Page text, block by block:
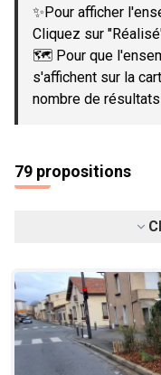
✨Pour afficher
Cliquez sur
🗺️ Pour que
s'affichent sur la
nombre de
79 propositions